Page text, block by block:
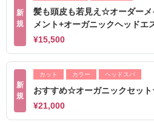
新
規
髪も頭皮も若見え☆オーダーメ
メント+オーガニックヘッドエ
¥15,500
新
規
カット カラー ヘッドスパ
おすすめ☆オーガニックセッ
¥21,000